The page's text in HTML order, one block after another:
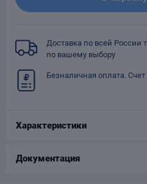
Доставка по всей России
по вашему выбору
Безналичная оплата.
Характеристики
Документация
Фильтры для
трубопроводов